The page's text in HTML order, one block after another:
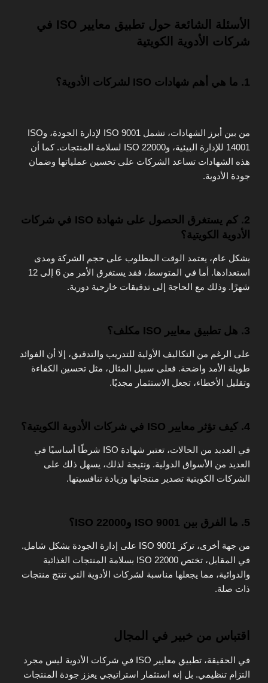
الأسئلة الشائعة حول تطبيق معايير ISO في
شركات الأدوية الكويتية
1. ما هي أهم شهادات ISO لشركات الأدوية؟
من بين أبرز الشهادات، تشمل ISO 9001 لإدارة الجودة، وISO
14001 للإدارة البيئية، وISO 22000 لسلامة المنتجات. كما أن
هذه الشهادات تساعد الشركات على تحسين عملياتها وضمان
جودة الأدوية.
2. كم يستغرق الحصول على شهادة ISO في شركات
الأدوية الكويتية؟
بشكل عام، يعتمد الوقت المطلوب على حجم الشركة ومدى
استعدادها. أما في المتوسط، فقد يستغرق الأمر من 6 إلى 12
شهرًا. وذلك مع الحاجة إلى تدقيقات خارجية دورية.
3. هل تطبيق معايير ISO مكلف؟
على الرغم من التكاليف الأولية للتدريب والتدقيق، إلا أن الفوائد
طويلة الأمد واضحة. فعلى سبيل المثال، مثل تحسين الكفاءة
وتقليل الأخطاء، تجعل الاستثمار مجديًا.
4. كيف تؤثر معايير ISO في شركات الأدوية الكويتية؟
في العديد من الحالات، تعتبر شهادة ISO شرطًا أساسيًا في
العديد من الأسواق الدولية. ونتيجة لذلك، يسهل ذلك على
الشركات الكويتية تصدير منتجاتها وزيادة تنافسيتها.
5. ما الفرق بين ISO 9001 وISO 22000؟
من جهة أخرى، تركز ISO 9001 على إدارة الجودة بشكل شامل.
في المقابل، تختص ISO 22000 بسلامة المنتجات الغذائية
والدوائية، مما يجعلها مناسبة لشركات الأدوية التي تنتج منتجات
ذات صلة.
اقتباس من خبير في المجال
في الحقيقة، تطبيق معايير ISO في شركات الأدوية ليس مجرد
التزام تنظيمي. بل إنه استثمار استراتيجي يعزز جودة المنتجات